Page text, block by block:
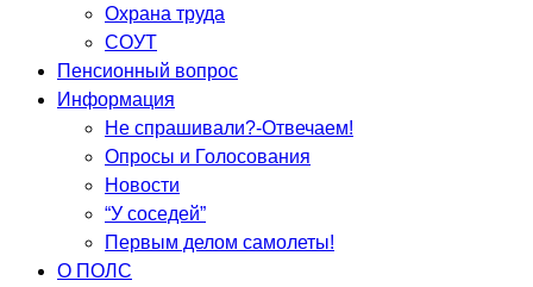
Охрана труда
СОУТ
Пенсионный вопрос
Информация
Не спрашивали?-Отвечаем!
Опросы и Голосования
Новости
“У соседей”
Первым делом самолеты!
О ПОЛС